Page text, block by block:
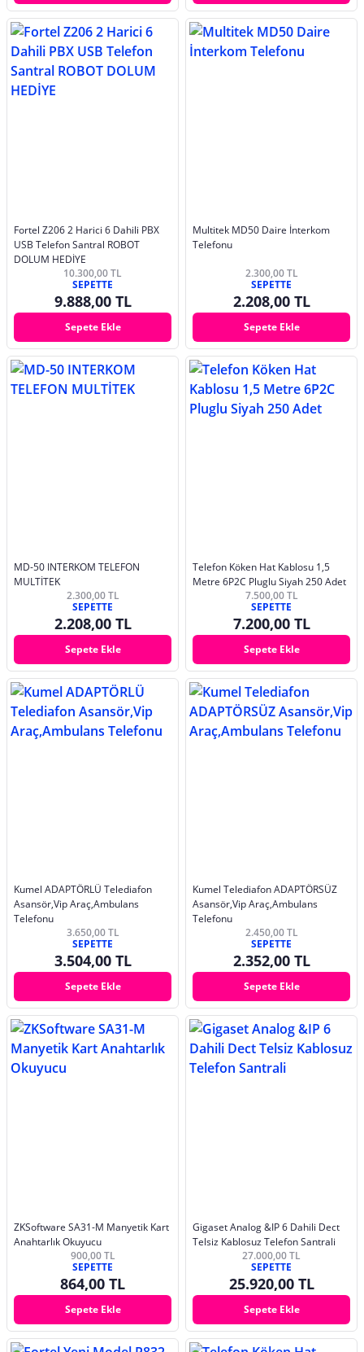
Fortel Z206 2 Harici 6 Dahili PBX
USB Telefon Santral ROBOT
DOLUM HEDİYE
10.300,00 TL
SEPETTE
9.888,00 TL
Sepete Ekle
Multitek MD50 Daire İnterkom
Telefonu
2.300,00 TL
SEPETTE
2.208,00 TL
Sepete Ekle
MD-50 INTERKOM TELEFON
MULTİTEK
2.300,00 TL
SEPETTE
2.208,00 TL
Sepete Ekle
Telefon Köken Hat Kablosu 1,5
Metre 6P2C Pluglu Siyah 250 Adet
7.500,00 TL
SEPETTE
7.200,00 TL
Sepete Ekle
Kumel ADAPTÖRLÜ Telediafon
Asansör,Vip Araç,Ambulans
Telefonu
3.650,00 TL
SEPETTE
3.504,00 TL
Sepete Ekle
Kumel Telediafon ADAPTÖRSÜZ
Asansör,Vip Araç,Ambulans
Telefonu
2.450,00 TL
SEPETTE
2.352,00 TL
Sepete Ekle
ZKSoftware SA31-M Manyetik Kart
Anahtarlık Okuyucu
900,00 TL
SEPETTE
864,00 TL
Sepete Ekle
Gigaset Analog &IP 6 Dahili Dect
Telsiz Kablosuz Telefon Santrali
27.000,00 TL
SEPETTE
25.920,00 TL
Sepete Ekle